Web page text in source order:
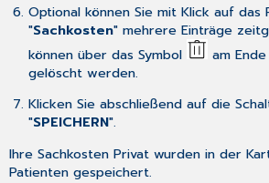
Optional können Sie mit Klick auf das
"Sachkosten" mehrere Einträge
können über das Symbol
am
gelöscht werden.
Klicken Sie abschließend auf die
"SPEICHERN".
Ihre Sachkosten Privat wurden in der
Patienten gespeichert.